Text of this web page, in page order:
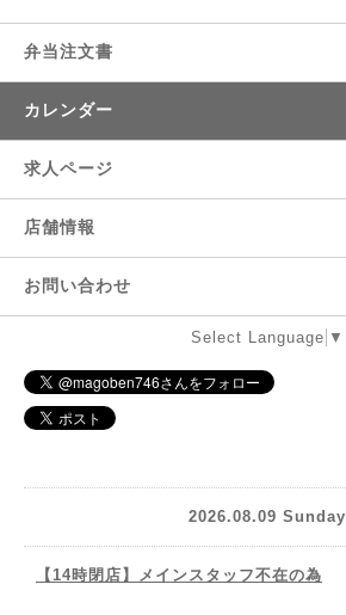
弁当注文書
カレンダー
求人ページ
店舗情報
お問い合わせ
Select Language ▼
2026.08.09 Sunday
【14時閉店】メインスタッフ不在の為